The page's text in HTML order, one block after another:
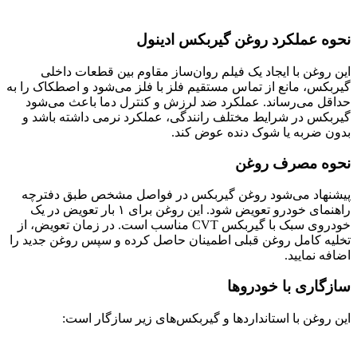
نحوه عملکرد روغن گیربکس ادینول
این روغن با ایجاد یک فیلم روان‌ساز مقاوم بین قطعات داخلی
گیربکس، مانع از تماس مستقیم فلز با فلز می‌شود و اصطکاک را به
حداقل می‌رساند. عملکرد ضد لرزش و کنترل دما باعث می‌شود
گیربکس در شرایط مختلف رانندگی، عملکرد نرمی داشته باشد و
بدون ضربه یا شوک دنده عوض کند.
نحوه مصرف روغن
پیشنهاد می‌شود روغن گیربکس در فواصل مشخص طبق دفترچه
راهنمای خودرو تعویض شود. این روغن برای ۱ بار تعویض در یک
خودروی سبک با گیربکس CVT مناسب است. در زمان تعویض، از
تخلیه کامل روغن قبلی اطمینان حاصل کرده و سپس روغن جدید را
اضافه نمایید.
سازگاری با خودروها
این روغن با استانداردها و گیربکس‌های زیر سازگار است: